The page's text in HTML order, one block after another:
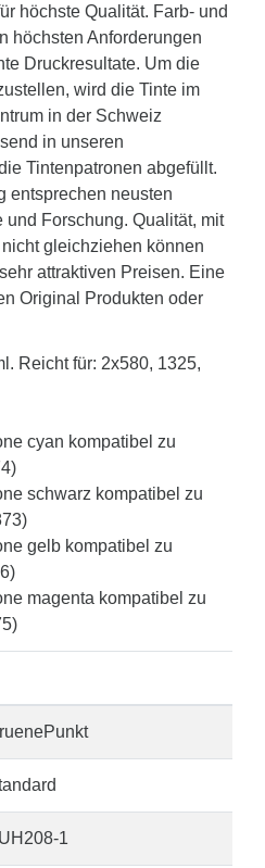
höchste Qualität. Farb- und
höchsten Anforderungen
Druckresultate. Um die
wird die Tinte im
in der Schweiz
in unseren
Tintenpatronen abgefüllt.
entsprechen neusten
und Forschung. Qualität, mit
gleichziehen können
attraktiven Preisen. Eine
Original Produkten oder
Reicht für: 2x580, 1325,
cyan kompatibel zu
schwarz kompatibel zu
gelb kompatibel zu
magenta kompatibel zu
1